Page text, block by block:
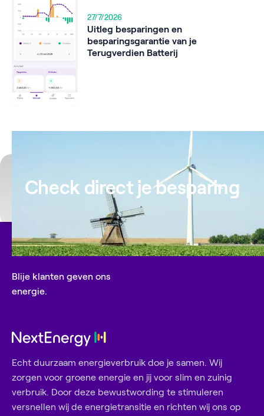
27/7/2026
Uitleg besparingen en
besparingsgarantie van je
Terugverdien Batterij
Check direct je besparing
Blije klanten geven ons
energie.
Echt duurzaam energieverbruik doe je samen. Wij
zorgen voor groene energie en jij voor slim en zuinig
verbruik. Door deze bewustwording te stimuleren
versnellen wij de energietransitie en richten wij ons op